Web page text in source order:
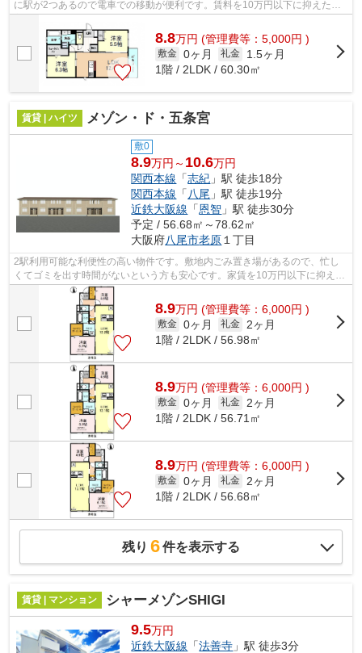
に駅が2つあるので電車での移動が便利です。賃料を10万円以下に抑えたい
8.8万円 (管理費等：5,000円 )
敷金 0ヶ月 礼金
1.5ヶ月
1階 / 2LDK / 60.30㎡
賃貸 | ハイツ メゾン・ド・五条宮
敷0
8.9万円～ 10.6万円
関西本線 「志紀 」駅 徒歩18分
関西本線 「 八尾 」駅 徒歩19分
近鉄大阪線 「恩智 」駅 徒歩30分
予定 / 56.68㎡～78.62㎡
大阪府八尾市老原 １丁目
2駅利用可能な利便性の高い物件です。敷地内ごみ置き場があるので、忙し
くてゴミを出す時間がないという方も安心です。家賃を10万円以下に抑える
ことができます。気になるイチオシ物件...
8.9万円 (管理費等：6,000円 )
敷金 0ヶ月 礼金
2ヶ月
1階 / 2LDK / 56.98㎡
8.9万円 (管理費等：6,000円 )
敷金 0ヶ月 礼金
2ヶ月
1階 / 2LDK / 56.71㎡
8.9万円 (管理費等：6,000円 )
敷金 0ヶ月 礼金
2ヶ月
1階 / 2LDK / 56.68㎡
残り 6件を表示する
賃貸 | マンション シャーメゾンSHIGI
9.5万円
近鉄大阪線 「法善寺 」駅 徒歩3分